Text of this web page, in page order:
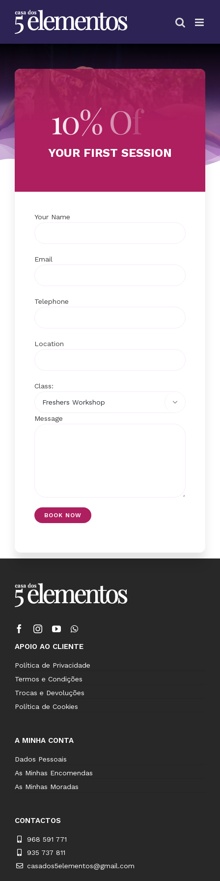
content
Reservas
YOUR FIRST SESSION
Your Name
Email
Telephone
Location
Class:

Message
APOIO AO CLIENTE
Política de Privacidade
Termos e Condições
Trocas e Devoluções
Política de Cookies
A MINHA CONTA
Dados Pessoais
As Minhas Encomendas
As Minhas Moradas
CONTACTOS
968 591 771
935 737 811
casados5elementos@gmail.com